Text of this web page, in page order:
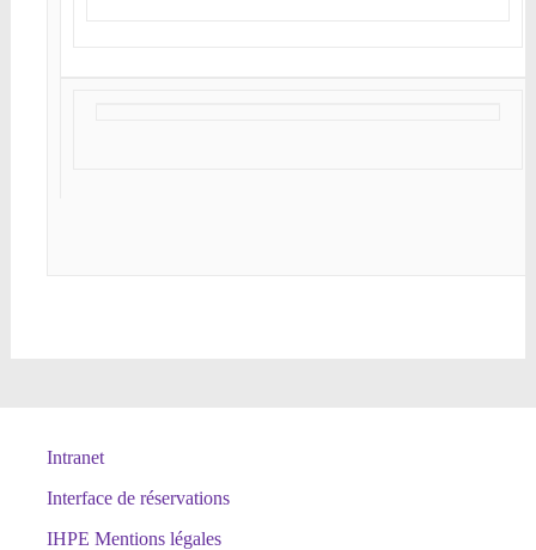
Intranet
Interface de réservations
IHPE Mentions légales